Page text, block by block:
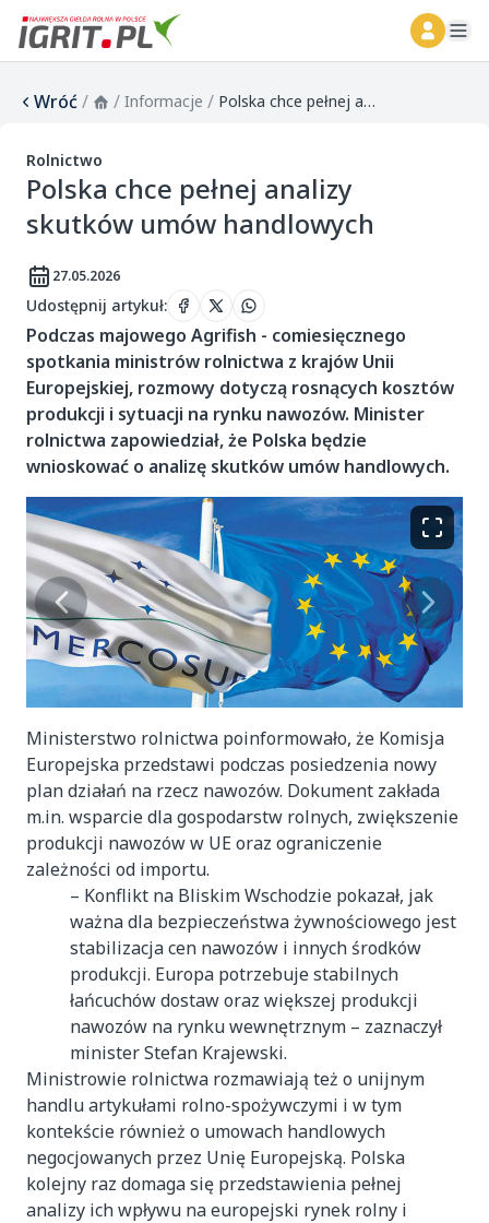
Wróć/ / Informacje / Polska chce pełnej analizy skutków umów handlowych
Rolnictwo
Polska chce pełnej analizy
skutków umów handlowych
27.05.2026
Udostępnij artykuł:
Podczas majowego Agrifish - comiesięcznego
spotkania ministrów rolnictwa z krajów Unii
Europejskiej, rozmowy dotyczą rosnących kosztów
produkcji i sytuacji na rynku nawozów. Minister
rolnictwa zapowiedział, że Polska będzie
wnioskować o analizę skutków umów handlowych.
Ministerstwo rolnictwa poinformowało, że Komisja
Europejska przedstawi podczas posiedzenia nowy
plan działań na rzecz nawozów. Dokument zakłada
m.in. wsparcie dla gospodarstw rolnych, zwiększenie
produkcji nawozów w UE oraz ograniczenie
zależności od importu.
– Konflikt na Bliskim Wschodzie pokazał, jak
ważna dla bezpieczeństwa żywnościowego jest
stabilizacja cen nawozów i innych środków
produkcji. Europa potrzebuje stabilnych
łańcuchów dostaw oraz większej produkcji
nawozów na rynku wewnętrznym – zaznaczył
minister Stefan Krajewski.
Ministrowie rolnictwa rozmawiają też o unijnym
handlu artykułami rolno-spożywczymi i w tym
kontekście również o umowach handlowych
negocjowanych przez Unię Europejską. Polska
kolejny raz domaga się przedstawienia pełnej
analizy ich wpływu na europejski rynek rolny i